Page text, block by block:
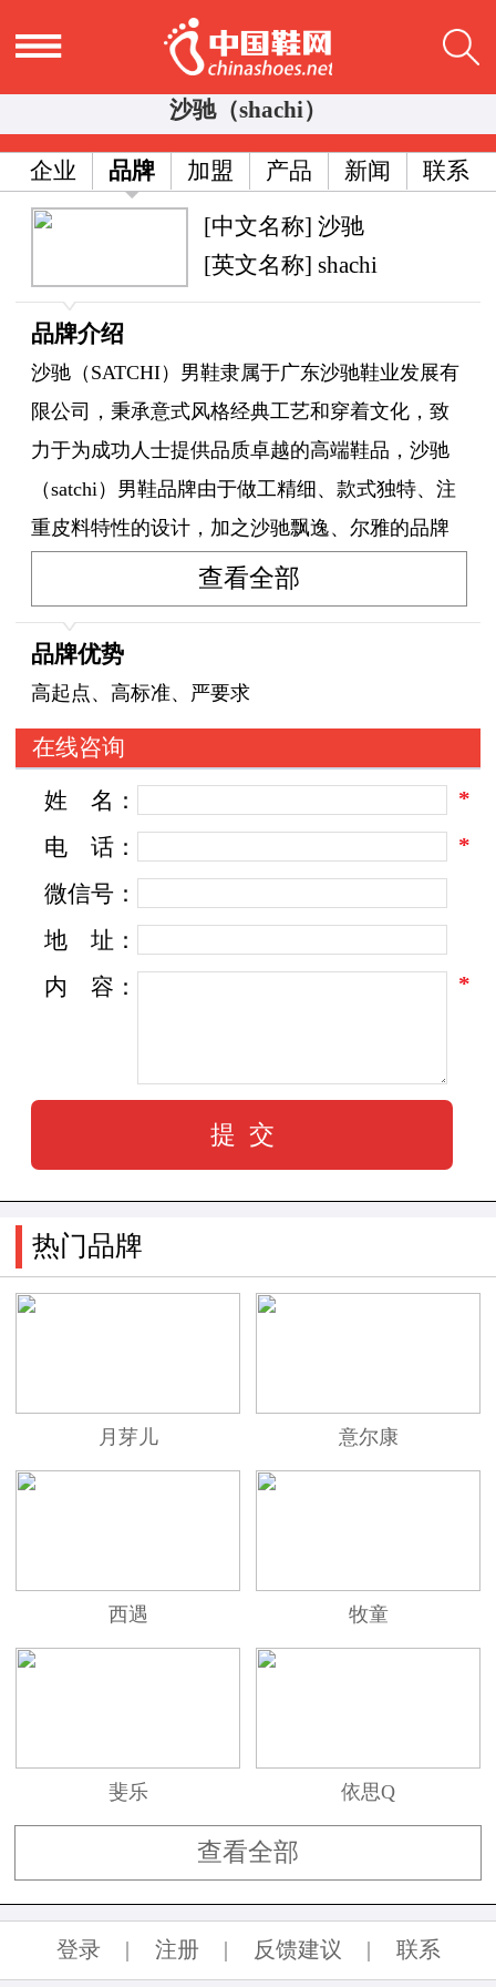
沙驰（shachi）
企业 品牌 加盟 产品 新闻 联系
[中文名称] 沙驰
[英文名称] shachi
品牌介绍
沙驰（SATCHI）男鞋隶属于广东沙驰鞋业发展有
限公司，秉承意式风格经典工艺和穿着文化，致
力于为成功人士提供品质卓越的高端鞋品，沙驰
（satchi）男鞋品牌由于做工精细、款式独特、注
重皮料特性的设计，加之沙驰飘逸、尔雅的品牌
形象，尊贵之中处处体现着自由、创新的精神，
秉承意式风格经典工艺和穿着文化，致力于为成
功人士提供品质卓越的高端鞋品，高标准的穿着
服务，并期望能将国际品牌的价值享受和文化体
查看全部
品牌优势
高起点、高标准、严要求
在线咨询
姓
名：
*
电
话：
*
微信号：
地
址：
内
容： *
热门品牌
月芽儿 意尔康
西遇 牧童
斐乐 依思Q
查看全部
登录 注册 反馈建议 联系